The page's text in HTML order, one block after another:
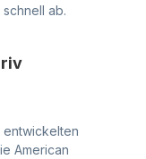
ab.
entwickelten
American